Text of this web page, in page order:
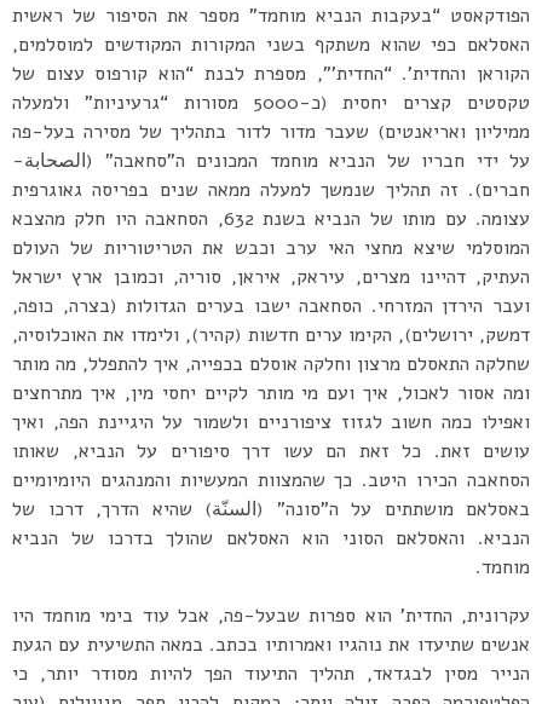
הפודקאסט “בעקבות הנביא מוחמד” מספר את הסיפור של ראשית
האסלאם כפי שהוא משתקף בשני המקורות המקודשים למוסלמים,
הקוראן והחדית’. “החדית'”, מספרת לבנת “הוא קורפוס עצום של
טקסטים קצרים יחסית (כ-5000 מסורות “גרעיניות” ולמעלה
ממיליון ואריאנטים) שעבר מדור לדור בתהליך של מסירה בעל-פה
על ידי חבריו של הנביא מוחמד המכונים ה”סחאבה” (الصحابة-
חברים). זה תהליך שנמשך למעלה ממאה שנים בפריסה גאוגרפית
עצומה. עם מותו של הנביא בשנת 632, הסחאבה היו חלק מהצבא
המוסלמי שיצא מחצי האי ערב וכבש את הטריטוריות של העולם
העתיק, דהיינו מצרים, עיראק, איראן, סוריה, וכמובן ארץ ישראל
ועבר הירדן המזרחי. הסחאבה ישבו בערים הגדולות (בצרה, כופה,
דמשק, ירושלים), הקימו ערים חדשות (קהיר), ולימדו את האוכלוסיה,
שחלקה התאסלם מרצון וחלקה אוסלם בכפייה, איך להתפלל, מה מותר
ומה אסור לאכול, איך ועם מי מותר לקיים יחסי מין, איך מתרחצים
ואפילו כמה חשוב לגזוז ציפורניים ולשמור על היגיינת הפה, ואיך
עושים זאת. כל זאת הם עשו דרך סיפורים על הנביא, שאותו
הסחאבה הכירו היטב. כך שהמצוות המעשיות והמנהגים היומיומיים
באסלאם מושתתים על ה”סונה” (السنّة) שהיא הדרך, דרכו של
הנביא. והאסלאם הסוני הוא האסלאם שהולך בדרכו של הנביא
מוחמד.
עקרונית, החדית’ הוא ספרות שבעל-פה, אבל עוד בימי מוחמד היו
אנשים שתיעדו את נוהגיו ואמרותיו בכתב. במאה התשיעית עם הגעת
הנייר מסין לבגדאד, תהליך התיעוד הפך להיות מסודר יותר, כי